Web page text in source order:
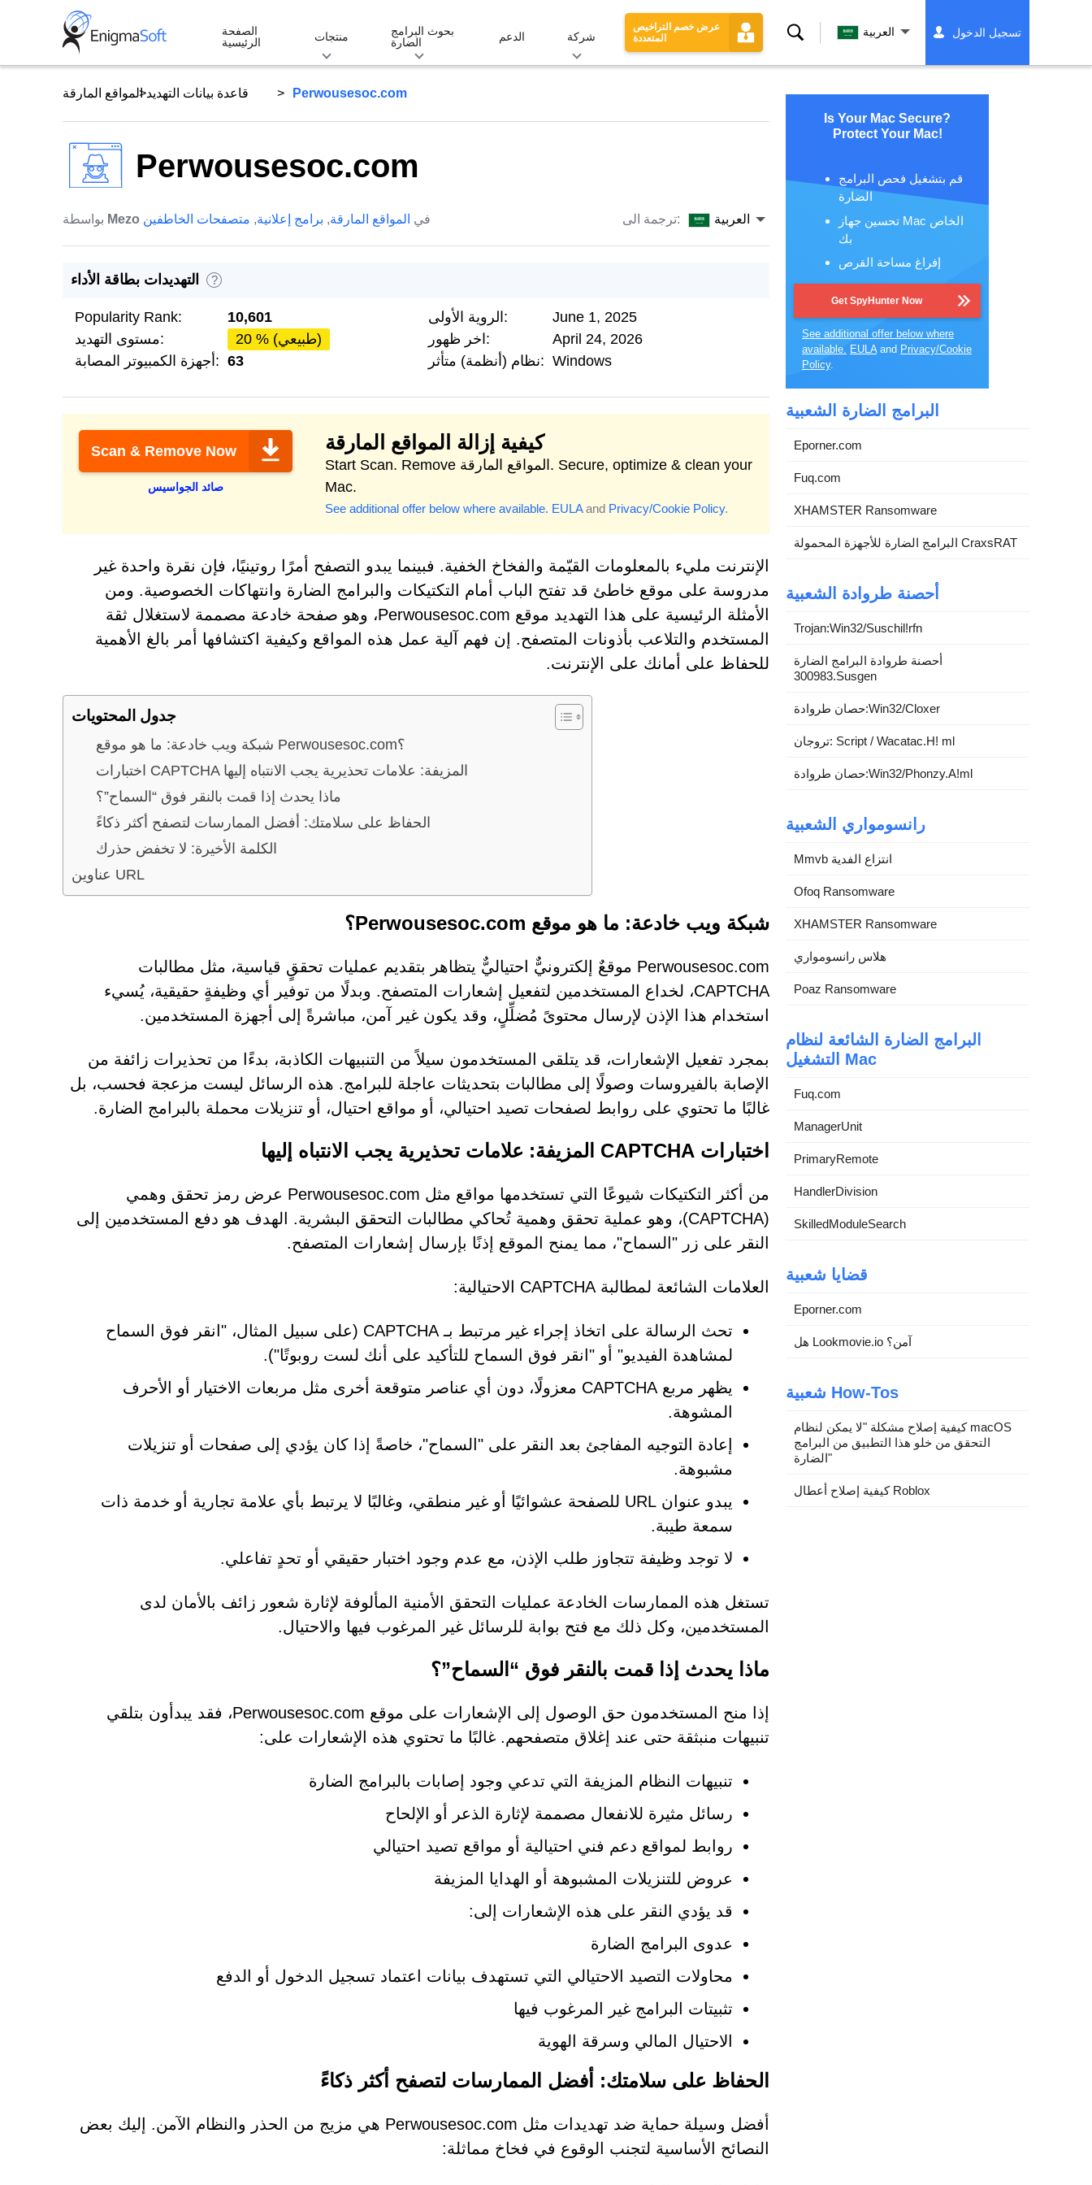
الصفحة
الرئيسية
منتجات
بحوث البرامج
الضارة
الدعم شركة
عرض خصم التراخيص
المتعددة
بحث العربية تسجيل الدخول
قاعدة بيانات التهديد المواقع المارقة Perwousesoc.com
Perwousesoc.com
Mezo في المواقع المارقة, برامج إعلانية, متصفحات الخاطفين ترجمة الى: العربية
التهديدات بطاقة الأداء ?
Popularity Rank:
10,601
مستوى التهديد:
20 % (طبيعي)
أجهزة الكمبيوتر المصابة: 63
الروية الأولى:
June 1, 2025
اخر ظهور:
April 24, 2026
نظام (أنظمة) متأثر: Windows
Scan & Remove Now
صائد الجواسيس
كيفية إزالة المواقع المارقة
Start Scan. Remove المواقع المارقة. Secure, optimize & clean your
Mac.
See additional offer below where available. EULAand Privacy/Cookie Policy.
الإنترنت مليء بالمعلومات القيّمة والفخاخ الخفية. فبينما يبدو التصفح أمرًا روتينيًا، فإن نقرة واحدة غير
مدروسة على موقع خاطئ قد تفتح الباب أمام التكتيكات والبرامج الضارة وانتهاكات الخصوصية. ومن
الأمثلة الرئيسية على هذا التهديد موقع Perwousesoc.com، وهو صفحة خادعة مصممة لاستغلال ثقة
المستخدم والتلاعب بأذونات المتصفح. إن فهم آلية عمل هذه المواقع وكيفية اكتشافها أمر بالغ الأهمية
للحفاظ على أمانك على الإنترنت.
جدول المحتويات
شبكة ويب خادعة: ما هو موقع Perwousesoc.com؟
اختبارات CAPTCHA المزيفة: علامات تحذيرية يجب الانتباه إليها
ماذا يحدث إذا قمت بالنقر فوق “السماح”؟
الحفاظ على سلامتك: أفضل الممارسات لتصفح أكثر ذكاءً
الكلمة الأخيرة: لا تخفض حذرك
عناوين URL
شبكة ويب خادعة: ما هو موقع Perwousesoc.com؟
Perwousesoc.com موقعٌ إلكترونيٌّ احتياليٌّ يتظاهر بتقديم عمليات تحققٍ قياسية، مثل مطالبات
CAPTCHA، لخداع المستخدمين لتفعيل إشعارات المتصفح. وبدلًا من توفير أي وظيفةٍ حقيقية، يُسيء
استخدام هذا الإذن لإرسال محتوىً مُضلِّلٍ، وقد يكون غير آمن، مباشرةً إلى أجهزة المستخدمين.
بمجرد تفعيل الإشعارات، قد يتلقى المستخدمون سيلاً من التنبيهات الكاذبة، بدءًا من تحذيرات زائفة من
الإصابة بالفيروسات وصولًا إلى مطالبات بتحديثات عاجلة للبرامج. هذه الرسائل ليست مزعجة فحسب، بل
غالبًا ما تحتوي على روابط لصفحات تصيد احتيالي، أو مواقع احتيال، أو تنزيلات محملة بالبرامج الضارة.
اختبارات CAPTCHA المزيفة: علامات تحذيرية يجب الانتباه إليها
من أكثر التكتيكات شيوعًا التي تستخدمها مواقع مثل Perwousesoc.com عرض رمز تحقق وهمي
(CAPTCHA)، وهو عملية تحقق وهمية تُحاكي مطالبات التحقق البشرية. الهدف هو دفع المستخدمين إلى
النقر على زر "السماح"، مما يمنح الموقع إذنًا بإرسال إشعارات المتصفح.
العلامات الشائعة لمطالبة CAPTCHA الاحتيالية:
تحث الرسالة على اتخاذ إجراء غير مرتبط بـ CAPTCHA (على سبيل المثال، "انقر فوق السماح
لمشاهدة الفيديو" أو "انقر فوق السماح للتأكيد على أنك لست روبوتًا").
يظهر مربع CAPTCHA معزولًا، دون أي عناصر متوقعة أخرى مثل مربعات الاختيار أو الأحرف
المشوهة.
إعادة التوجيه المفاجئ بعد النقر على "السماح"، خاصةً إذا كان يؤدي إلى صفحات أو تنزيلات
مشبوهة.
يبدو عنوان URL للصفحة عشوائيًا أو غير منطقي، وغالبًا لا يرتبط بأي علامة تجارية أو خدمة ذات
سمعة طيبة.
لا توجد وظيفة تتجاوز طلب الإذن، مع عدم وجود اختبار حقيقي أو تحدٍ تفاعلي.
تستغل هذه الممارسات الخادعة عمليات التحقق الأمنية المألوفة لإثارة شعور زائف بالأمان لدى
المستخدمين، وكل ذلك مع فتح بوابة للرسائل غير المرغوب فيها والاحتيال.
ماذا يحدث إذا قمت بالنقر فوق “السماح”؟
إذا منح المستخدمون حق الوصول إلى الإشعارات على موقع Perwousesoc.com، فقد يبدأون بتلقي
تنبيهات منبثقة حتى عند إغلاق متصفحهم. غالبًا ما تحتوي هذه الإشعارات على:
تنبيهات النظام المزيفة التي تدعي وجود إصابات بالبرامج الضارة
رسائل مثيرة للانفعال مصممة لإثارة الذعر أو الإلحاح
روابط لمواقع دعم فني احتيالية أو مواقع تصيد احتيالي
عروض للتنزيلات المشبوهة أو الهدايا المزيفة
قد يؤدي النقر على هذه الإشعارات إلى:
عدوى البرامج الضارة
محاولات التصيد الاحتيالي التي تستهدف بيانات اعتماد تسجيل الدخول أو الدفع
تثبيتات البرامج غير المرغوب فيها
الاحتيال المالي وسرقة الهوية
الحفاظ على سلامتك: أفضل الممارسات لتصفح أكثر ذكاءً
أفضل وسيلة حماية ضد تهديدات مثل Perwousesoc.com هي مزيج من الحذر والنظام الآمن. إليك بعض
النصائح الأساسية لتجنب الوقوع في فخاخ مماثلة:
Is Your Mac Secure?
Protect Your Mac!
قم بتشغيل فحص البرامج
الضارة
تحسين جهاز Mac الخاص
بك
إفراغ مساحة القرص
Get SpyHunter Now
See additional offer below where
available. EULAand Privacy/Cookie
Policy.
البرامج الضارة الشعبية
Eporner.com
Fuq.com
XHAMSTER Ransomware
البرامج الضارة للأجهزة المحمولة CraxsRAT
أحصنة طروادة الشعبية
Trojan:Win32/Suschil!rfn
أحصنة طروادة البرامج الضارة
300983.Susgen
حصان طروادة:Win32/Cloxer
تروجان: Script / Wacatac.H! ml
حصان طروادة:Win32/Phonzy.A!ml
رانسومواري الشعبية
Mmvb انتزاع الفدية
Ofoq Ransomware
XHAMSTER Ransomware
هلاس رانسومواري
Poaz Ransomware
البرامج الضارة الشائعة لنظام
التشغيل Mac
Fuq.com
ManagerUnit
PrimaryRemote
HandlerDivision
SkilledModuleSearch
قضايا شعبية
Eporner.com
هل Lookmovie.io آمن؟
شعبية How-Tos
كيفية إصلاح مشكلة "لا يمكن لنظام macOS
التحقق من خلو هذا التطبيق من البرامج
الضارة"
كيفية إصلاح أعطال Roblox